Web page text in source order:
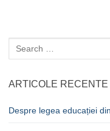
Caută
după:
ARTICOLE RECENTE
Despre legea educației